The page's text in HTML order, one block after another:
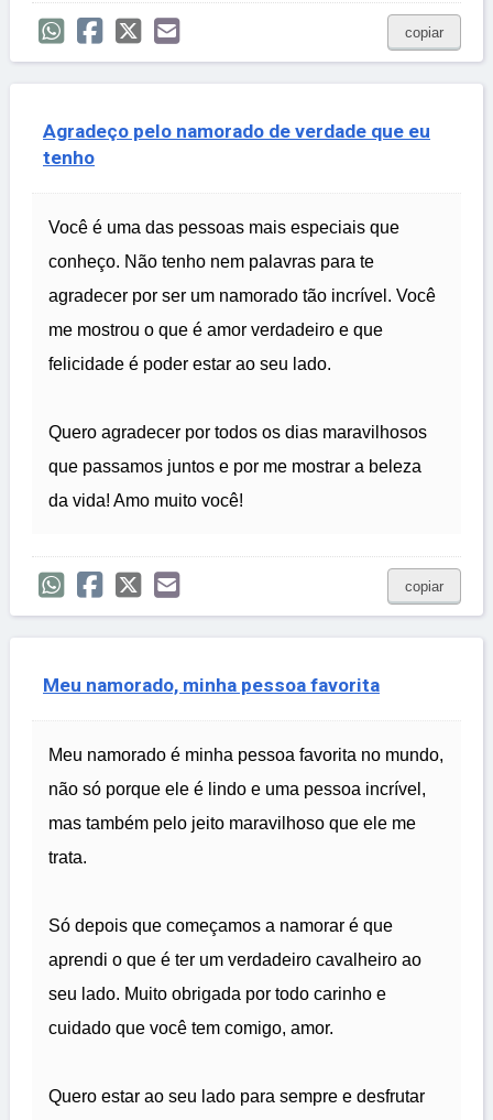
copiar
Agradeço pelo namorado de verdade que eu
tenho
Você é uma das pessoas mais especiais que
conheço. Não tenho nem palavras para te
agradecer por ser um namorado tão incrível. Você
me mostrou o que é amor verdadeiro e que
felicidade é poder estar ao seu lado.
Quero agradecer por todos os dias maravilhosos
que passamos juntos e por me mostrar a beleza
da vida! Amo muito você!
copiar
Meu namorado, minha pessoa favorita
Meu namorado é minha pessoa favorita no mundo,
não só porque ele é lindo e uma pessoa incrível,
mas também pelo jeito maravilhoso que ele me
trata.
Só depois que começamos a namorar é que
aprendi o que é ter um verdadeiro cavalheiro ao
seu lado. Muito obrigada por todo carinho e
cuidado que você tem comigo, amor.
Quero estar ao seu lado para sempre e desfrutar